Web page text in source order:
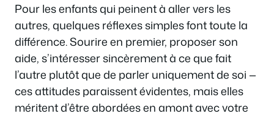
Pour les enfants qui peinent à aller vers les
autres, quelques réflexes simples font toute la
différence. Sourire en premier, proposer son
aide, s’intéresser sincèrement à ce que fait
l’autre plutôt que de parler uniquement de soi —
ces attitudes paraissent évidentes, mais elles
méritent d’être abordées en amont avec votre